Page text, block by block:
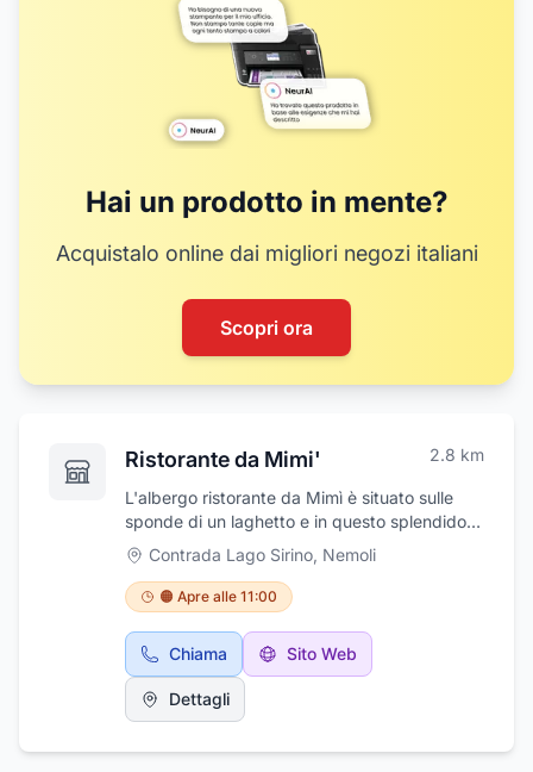
Hai un prodotto in mente?
Acquistalo online dai migliori negozi italiani
Scopri ora
Ristorante da Mimi' 2.8 km
L'albergo ristorante da Mimì è situato sulle
sponde di un laghetto e in questo splendido
scenario naturalistico potrete gustare
specialità della cucina locale e mediterranea,
con diverse pietanze di terra e di mare,
sapientemente preparate con cura e passione
dai nostri chef. La scelta delle materie prime è
rigorosa, favorendo i produttori locali, con i
quali si annovera una collaborazione ed una
complicità, contribuendo alla qualità dei nostri
potrete trascorrere momenti di convivialità
Contrada Lago Sirino, Nemoli
🟠 Apre alle 11:00
Chiama Sito Web
Dettagli